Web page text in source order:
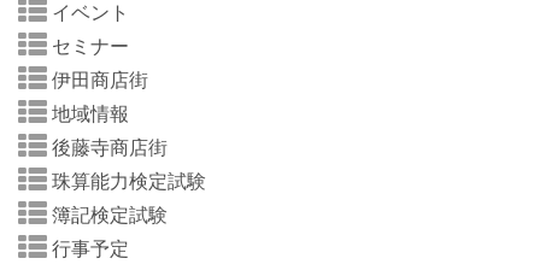
イベント
セミナー
伊田商店街
地域情報
後藤寺商店街
珠算能力検定試験
簿記検定試験
行事予定